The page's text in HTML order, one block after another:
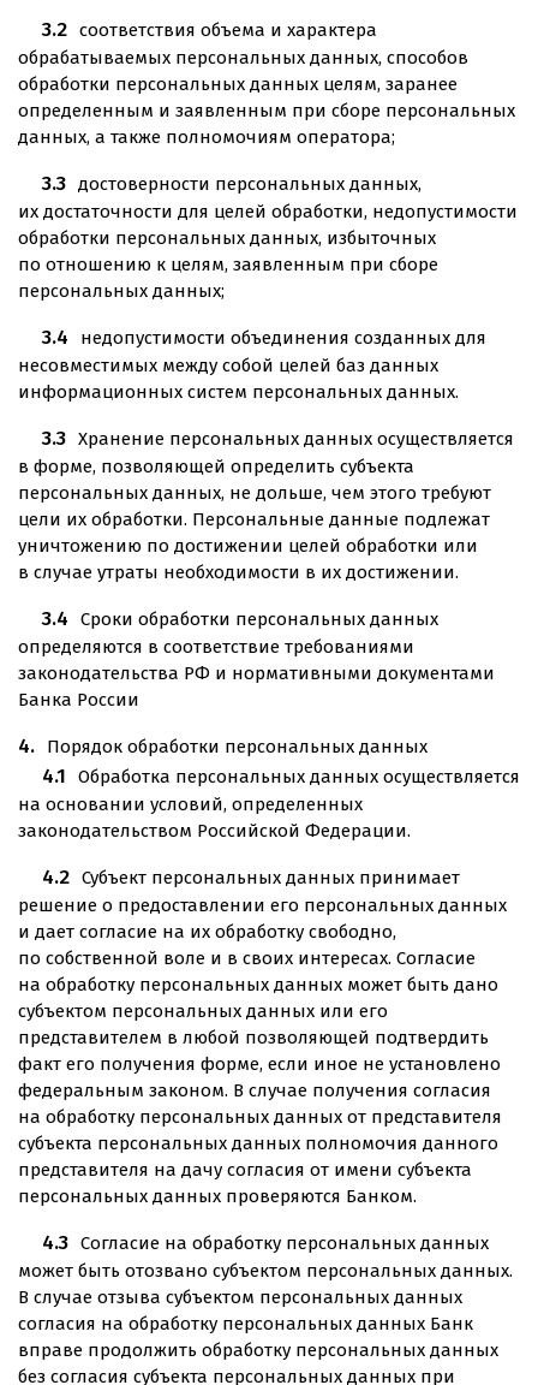
соответствия объема и характера
обрабатываемых персональных данных, способов
обработки персональных данных целям, заранее
определенным и заявленным при сборе персональных
данных, а также полномочиям оператора;
достоверности персональных данных,
их достаточности для целей обработки, недопустимости
обработки персональных данных, избыточных
по отношению к целям, заявленным при сборе
персональных данных;
недопустимости объединения созданных для
несовместимых между собой целей баз данных
информационных систем персональных данных.
Хранение персональных данных осуществляется
в форме, позволяющей определить субъекта
персональных данных, не дольше, чем этого требуют
цели их обработки. Персональные данные подлежат
уничтожению по достижении целей обработки или
в случае утраты необходимости в их достижении.
Сроки обработки персональных данных
определяются в соответствие требованиями
законодательства РФ и нормативными документами
Банка России
Порядок обработки персональных данных
Обработка персональных данных осуществляется
на основании условий, определенных
законодательством Российской Федерации.
Субъект персональных данных принимает
решение о предоставлении его персональных данных
и дает согласие на их обработку свободно,
по собственной воле и в своих интересах. Согласие
на обработку персональных данных может быть дано
субъектом персональных данных или его
представителем в любой позволяющей подтвердить
факт его получения форме, если иное не установлено
федеральным законом. В случае получения согласия
на обработку персональных данных от представителя
субъекта персональных данных полномочия данного
представителя на дачу согласия от имени субъекта
персональных данных проверяются Банком.
Согласие на обработку персональных данных
может быть отозвано субъектом персональных данных.
В случае отзыва субъектом персональных данных
согласия на обработку персональных данных Банк
вправе продолжить обработку персональных данных
без согласия субъекта персональных данных при